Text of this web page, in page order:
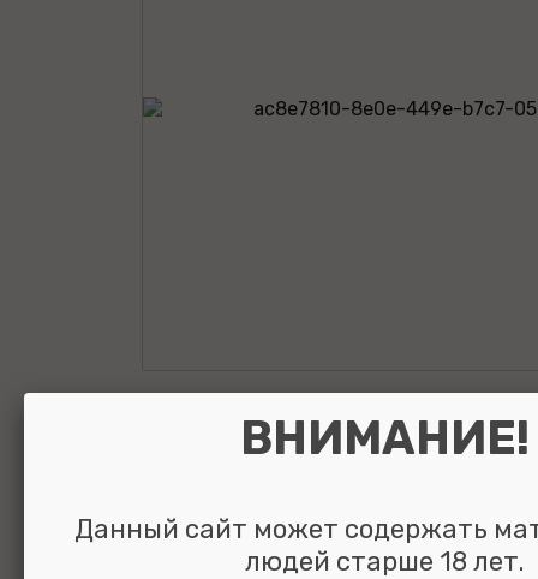
Анальная
кристаллом
прозрачный 8
ВНИМАНИЕ!
Данный сайт может содержать
людей старше 18 лет.